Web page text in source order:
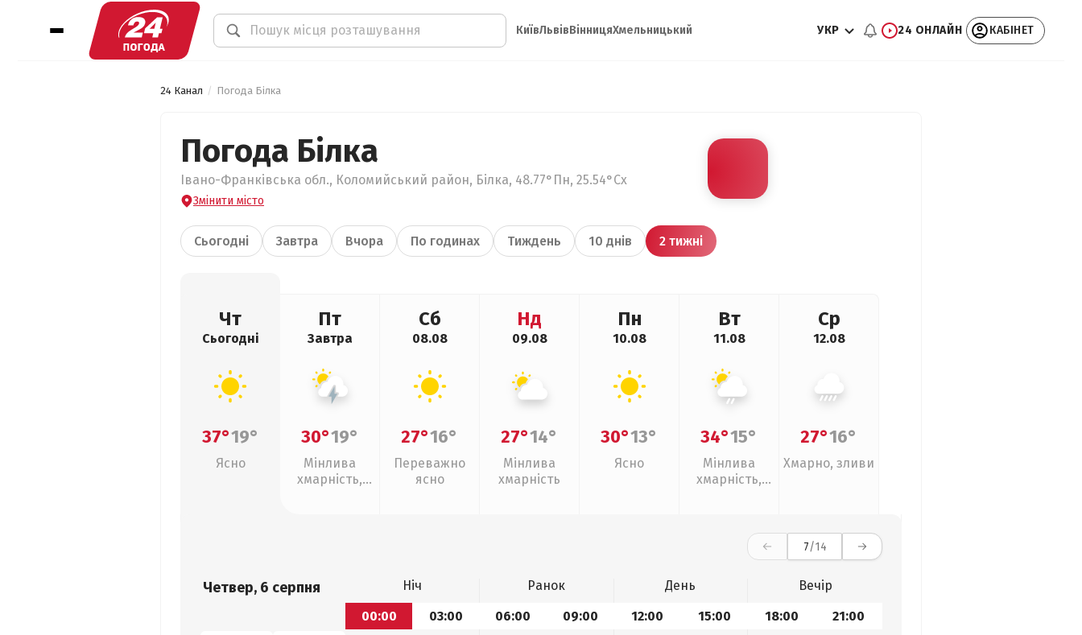
КиївЛьвівВінницяХмельницький УКР 24 ОНЛАЙН КАБІНЕТ
24 Канал Погода Білка
Погода Білка
Івано-Франківська обл., Коломийський район, Білка, 48.77°Пн, 25.54°Сх
Змінити місто
Сьогодні Завтра Вчора По годинах Тиждень 10 днів 2 тижні
Чт
Сьогодні
37°19°
Ясно
Пт
Завтра
30°19°
Мінлива
хмарність,
Сб
08.08
27°16°
Переважно
ясно
Нд
09.08
27°14°
Мінлива
хмарність
Пн
10.08
30°13°
Ясно
Вт
11.08
34°15°
Мінлива
хмарність,
Ср
12.08
27°16°
Хмарно, зливи
7/14
Четвер, 6 серпня Ніч Ранок День
Вечір
00:00
03:00 06:00 09:00 12:00 15:00 18:00 21:00